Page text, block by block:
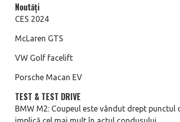
Noutăți
CES 2024
McLaren GTS
VW Golf facelift
Porsche Macan EV
TEST & TEST DRIVE
BMW M2: Coupeul este vândut drept